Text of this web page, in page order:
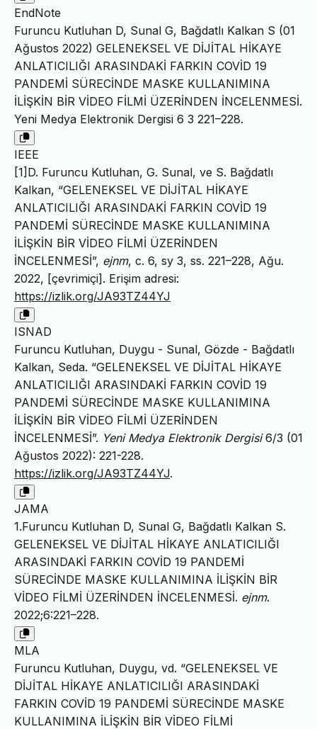
EndNote
Furuncu Kutluhan D, Sunal G, Bağdatlı Kalkan S (01
Ağustos 2022) GELENEKSEL VE DİJİTAL HİKAYE
ANLATICILIĞI ARASINDAKİ FARKIN COVİD 19
PANDEMİ SÜRECİNDE MASKE KULLANIMINA
İLİŞKİN BİR VİDEO FİLMİ ÜZERİNDEN İNCELENMESİ.
Yeni Medya Elektronik Dergisi 6 3 221–228.
IEEE
[1]D. Furuncu Kutluhan, G. Sunal, ve S. Bağdatlı
Kalkan, “GELENEKSEL VE DİJİTAL HİKAYE
ANLATICILIĞI ARASINDAKİ FARKIN COVİD 19
PANDEMİ SÜRECİNDE MASKE KULLANIMINA
İLİŞKİN BİR VİDEO FİLMİ ÜZERİNDEN
İNCELENMESİ”, ejnm, c. 6, sy 3, ss. 221–228, Ağu.
2022, [çevrimiçi]. Erişim adresi:
https://izlik.org/JA93TZ44YJ
ISNAD
Furuncu Kutluhan, Duygu - Sunal, Gözde - Bağdatlı
Kalkan, Seda. “GELENEKSEL VE DİJİTAL HİKAYE
ANLATICILIĞI ARASINDAKİ FARKIN COVİD 19
PANDEMİ SÜRECİNDE MASKE KULLANIMINA
İLİŞKİN BİR VİDEO FİLMİ ÜZERİNDEN
İNCELENMESİ”. Yeni Medya Elektronik Dergisi6/3 (01
Ağustos 2022): 221-228.
https://izlik.org/JA93TZ44YJ.
JAMA
1.Furuncu Kutluhan D, Sunal G, Bağdatlı Kalkan S.
GELENEKSEL VE DİJİTAL HİKAYE ANLATICILIĞI
ARASINDAKİ FARKIN COVİD 19 PANDEMİ
SÜRECİNDE MASKE KULLANIMINA İLİŞKİN BİR
VİDEO FİLMİ ÜZERİNDEN İNCELENMESİ. ejnm.
2022;6:221–228.
MLA
Furuncu Kutluhan, Duygu, vd. “GELENEKSEL VE
DİJİTAL HİKAYE ANLATICILIĞI ARASINDAKİ
FARKIN COVİD 19 PANDEMİ SÜRECİNDE MASKE
KULLANIMINA İLİŞKİN BİR VİDEO FİLMİ